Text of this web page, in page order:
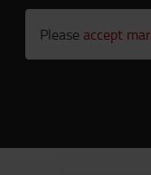
Please accept